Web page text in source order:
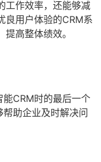
工作效率，还能够减
良用户体验的CRM系
高整体绩效。
CRM时的最后一个
助企业及时解决问